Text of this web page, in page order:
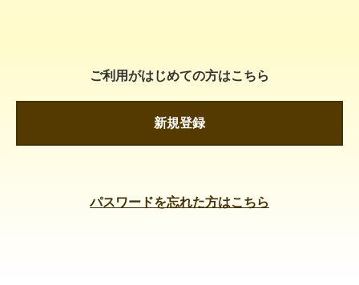
ご利用がはじめての方はこちら
新規登録
パスワードを忘れた方はこちら